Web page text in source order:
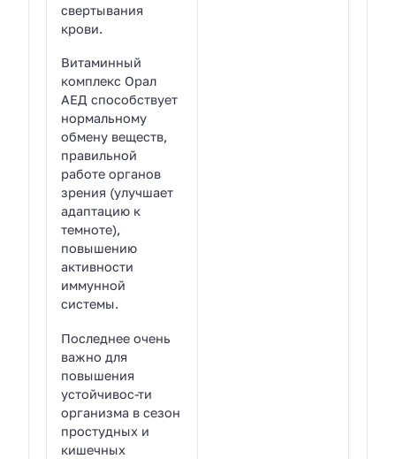
свертывания
крови.
Витаминный
комплекс Орал
АЕД способствует
нормальному
обмену веществ,
правильной
работе органов
зрения (улучшает
адаптацию к
темноте),
повышению
активности
иммунной
системы.
Последнее очень
важно для
повышения
устойчивос-ти
организма в сезон
простудных и
кишечных